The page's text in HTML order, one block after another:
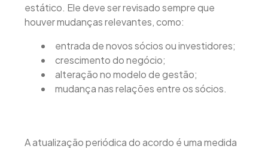
estático. Ele deve ser revisado sempre que
houver mudanças relevantes, como:
entrada de novos sócios ou investidores;
crescimento do negócio;
alteração no modelo de gestão;
mudança nas relações entre os sócios.
A atualização periódica do acordo é uma medida